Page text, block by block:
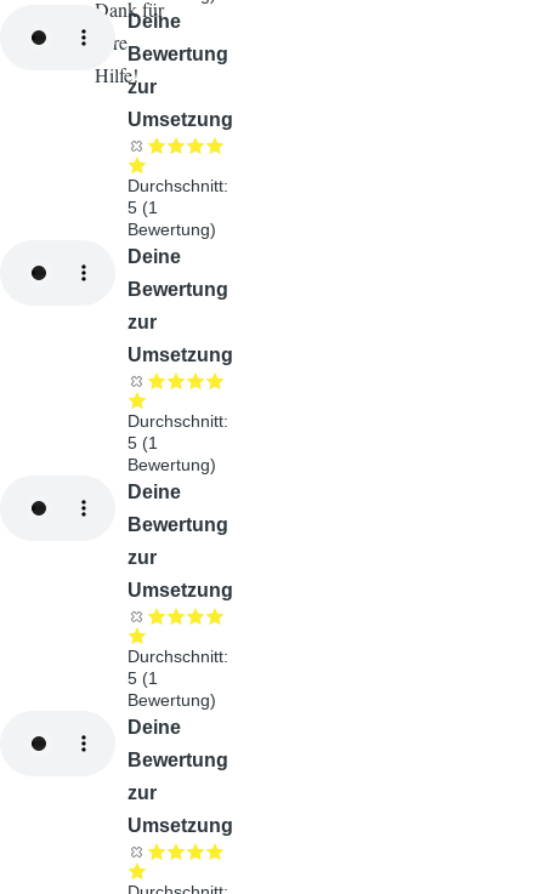
Deine
Bewertung
zur
Umsetzung
Durchschnitt:
5 (1
Bewertung)
Deine
Bewertung
zur
Umsetzung
Durchschnitt:
5 (1
Bewertung)
Deine
Bewertung
zur
Umsetzung
Durchschnitt:
5 (1
Bewertung)
Deine
Bewertung
zur
Umsetzung
Dank für
eure
Hilfe!